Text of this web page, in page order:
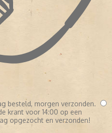
besteld, morgen verzonden.
krant voor 14:00 op een
opgezocht en verzonden!